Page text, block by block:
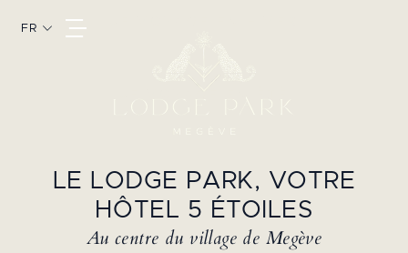
FR
LE LODGE PARK, VOTRE
HÔTEL 5 ÉTOILES
Au centre du village de Megève